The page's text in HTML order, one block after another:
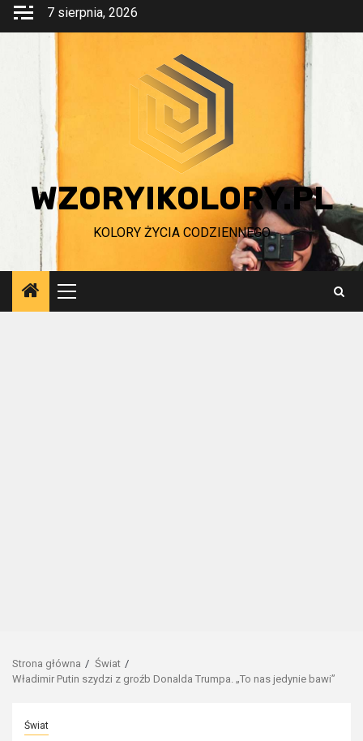
Przejdź
7 sierpnia, 2026
WZORYIKOLORY.PL
KOLORY ŻYCIA CODZIENNEGO
Menu
główne
Strona główna
Świat
Władimir Putin szydzi z groźb Donalda Trumpa. „To nas jedynie bawi”
Świat